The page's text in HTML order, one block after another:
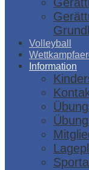
Volleyball
Information